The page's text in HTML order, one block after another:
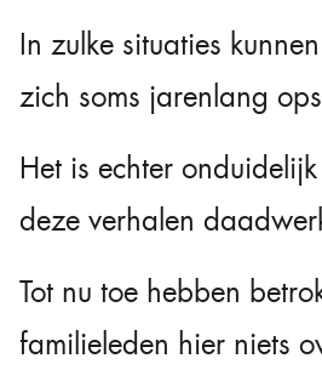
In zulke situaties
zich soms jarenlang
Het is echter
deze verhalen
Tot nu toe hebben
familieleden hier niets